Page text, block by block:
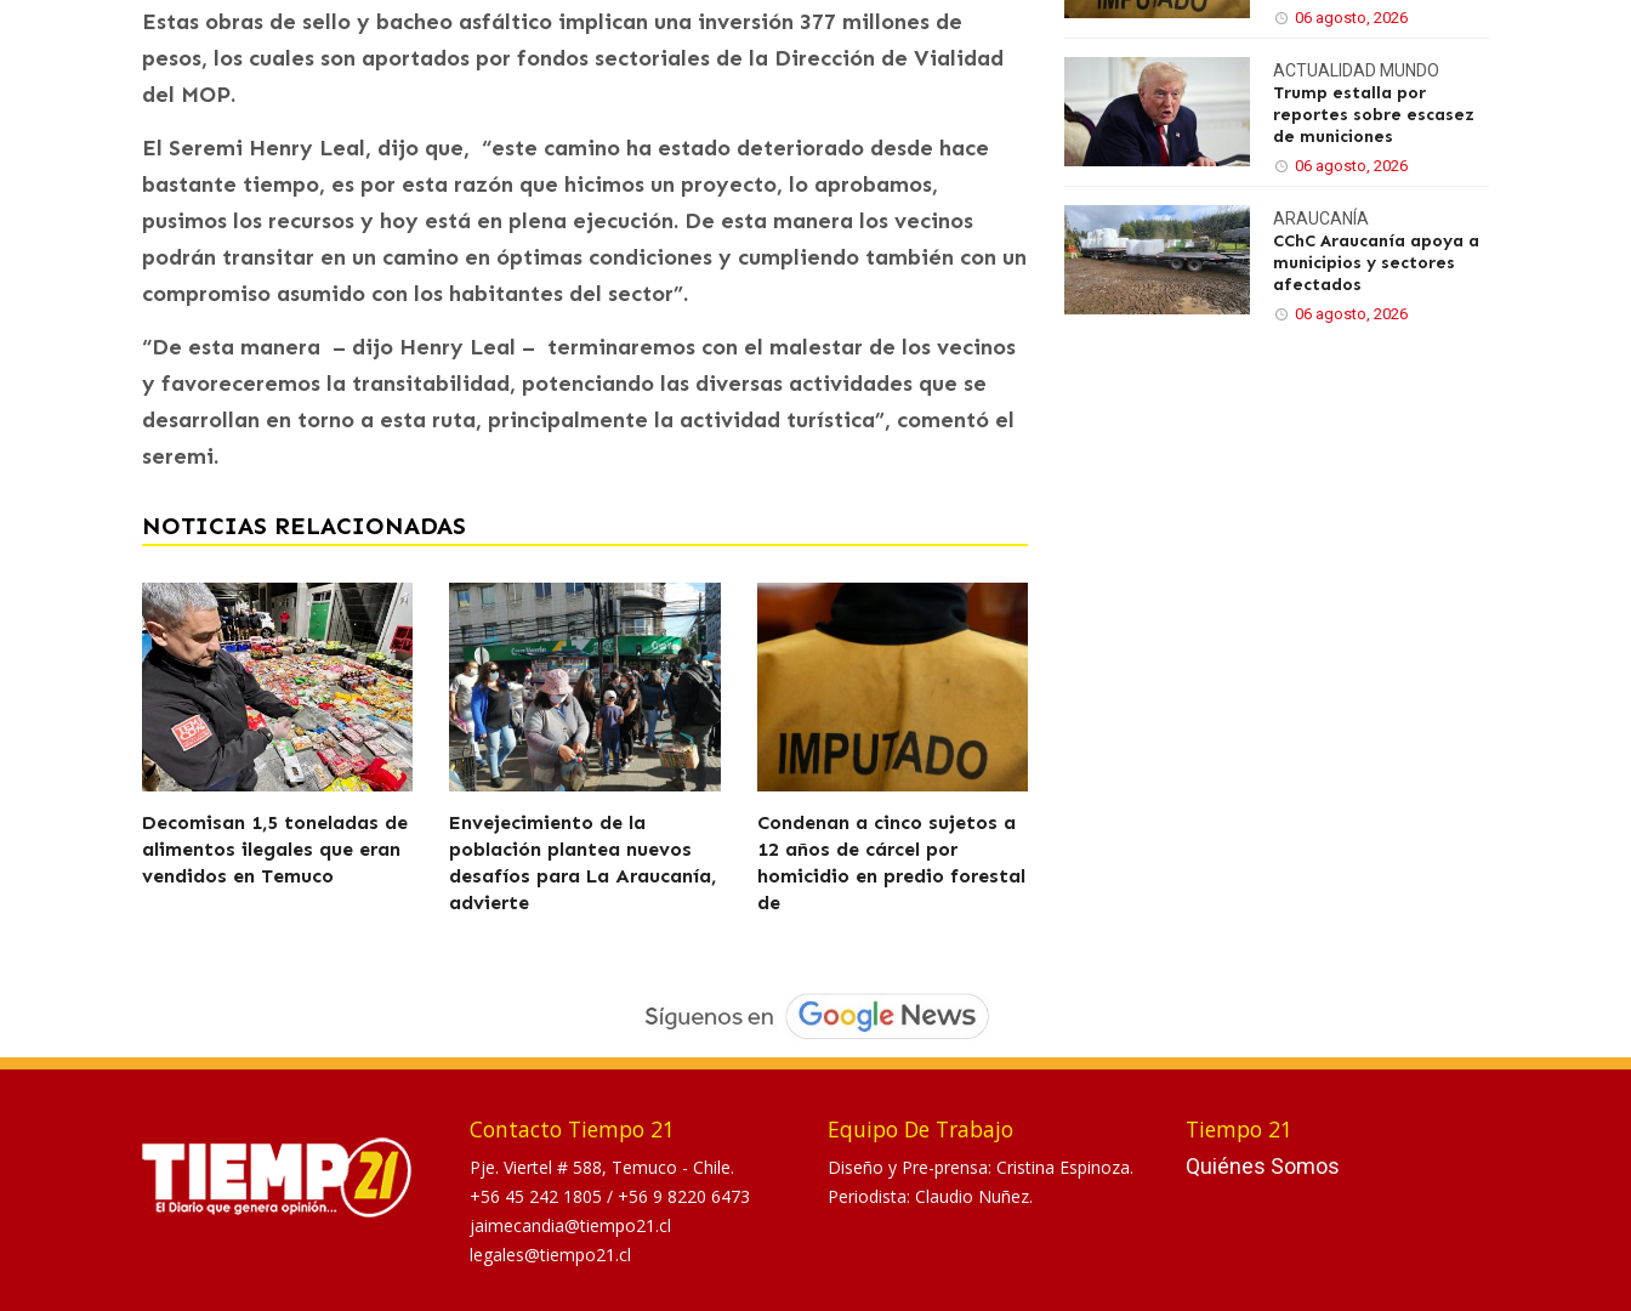
Estas obras de sello y bacheo asfáltico implican una inversión 377 millones de
pesos, los cuales son aportados por fondos sectoriales de la Dirección de Vialidad
del MOP.
El Seremi Henry Leal, dijo que, “este camino ha estado deteriorado desde hace
bastante tiempo, es por esta razón que hicimos un proyecto, lo aprobamos,
pusimos los recursos y hoy está en plena ejecución. De esta manera los vecinos
podrán transitar en un camino en óptimas condiciones y cumpliendo también con un
compromiso asumido con los habitantes del sector”.
“De esta manera – dijo Henry Leal – terminaremos con el malestar de los vecinos
y favoreceremos la transitabilidad, potenciando las diversas actividades que se
desarrollan en torno a esta ruta, principalmente la actividad turística”, comentó el
seremi.
NOTICIAS RELACIONADAS
Decomisan 1,5 toneladas de
alimentos ilegales que eran
vendidos en Temuco
Envejecimiento de la
población plantea nuevos
desafíos para La Araucanía,
advierte
Condenan a cinco sujetos a
12 años de cárcel por
homicidio en predio forestal
de
06 agosto, 2026
ACTUALIDAD MUNDO
Trump estalla por
reportes sobre escasez
de municiones
06 agosto, 2026
ARAUCANÍA
CChC Araucanía apoya a
municipios y sectores
afectados
06 agosto, 2026
Contacto Tiempo 21
Pje. Viertel # 588, Temuco - Chile.
+56 45 242 1805 / +56 9 8220 6473
jaimecandia@tiempo21.cl
legales@tiempo21.cl
Equipo De Trabajo
Diseño y Pre-prensa: Cristina Espinoza.
Periodista: Claudio Nuñez.
Tiempo 21
Quiénes Somos